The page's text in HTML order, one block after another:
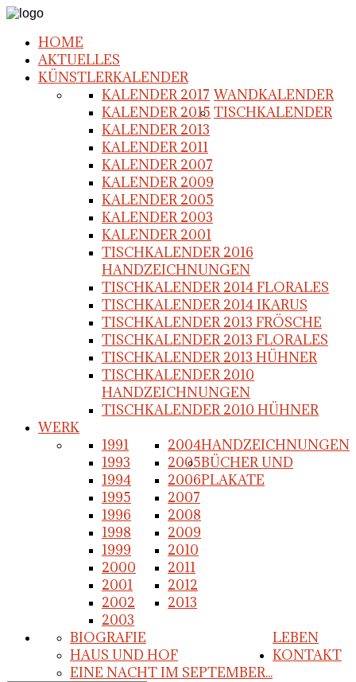
HOME
AKTUELLES
KÜNSTLERKALENDER
WANDKALENDER
KALENDER 2017
KALENDER 2015
KALENDER 2013
KALENDER 2011
KALENDER 2007
KALENDER 2009
KALENDER 2005
KALENDER 2003
KALENDER 2001
TISCHKALENDER
TISCHKALENDER 2016
HANDZEICHNUNGEN
TISCHKALENDER 2014 FLORALES
TISCHKALENDER 2014 IKARUS
TISCHKALENDER 2013 FRÖSCHE
TISCHKALENDER 2013 FLORALES
TISCHKALENDER 2013 HÜHNER
TISCHKALENDER 2010
HANDZEICHNUNGEN
TISCHKALENDER 2010 HÜHNER
WERK
HANDZEICHNUNGEN
1991
1993
1994
1995
1996
1998
1999
2000
2001
2002
2003
2004
2005
2006
2007
2008
2009
2010
2011
2012
2013
BÜCHER UND
PLAKATE
LEBEN
BIOGRAFIE
HAUS UND HOF
EINE NACHT IM SEPTEMBER...
KONTAKT